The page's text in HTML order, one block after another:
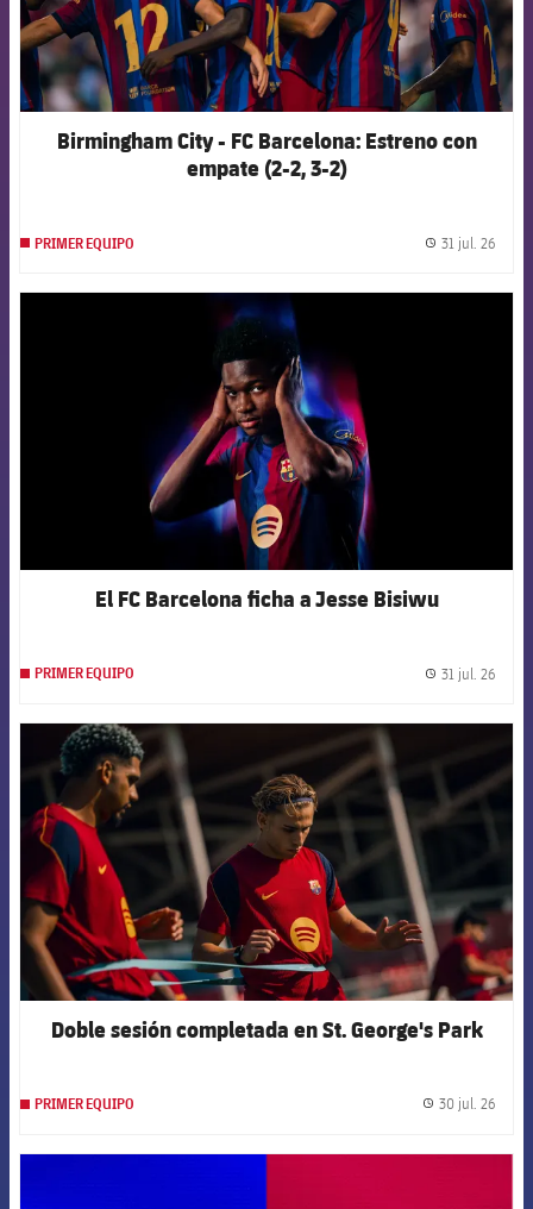
Birmingham City - FC Barcelona: Estreno con
empate (2-2, 3-2)
PRIMER EQUIPO 31 jul. 26
FCB Barcelona badge
El FC Barcelona ficha a Jesse Bisiwu
PRIMER EQUIPO 31 jul. 26
FCB Barcelona badge
Doble sesión completada en St. George's Park
PRIMER EQUIPO 30 jul. 26